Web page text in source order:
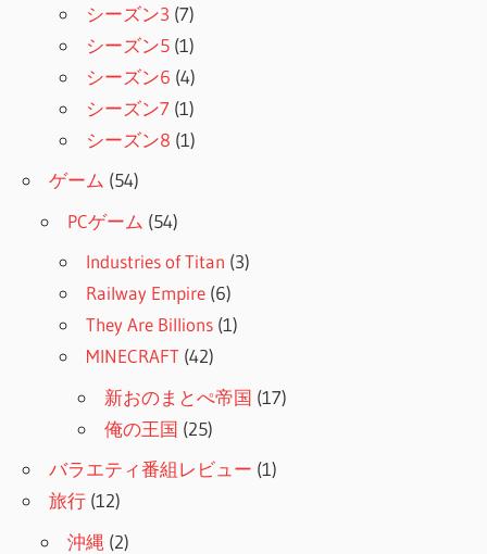
シーズン3 (7)
シーズン5 (1)
シーズン6 (4)
シーズン7 (1)
シーズン8 (1)
ゲーム (54)
PCゲーム (54)
Industries of Titan (3)
Railway Empire (6)
They Are Billions (1)
MINECRAFT (42)
新おのまとぺ帝国 (17)
俺の王国 (25)
バラエティ番組レビュー (1)
旅行 (12)
沖縄 (2)